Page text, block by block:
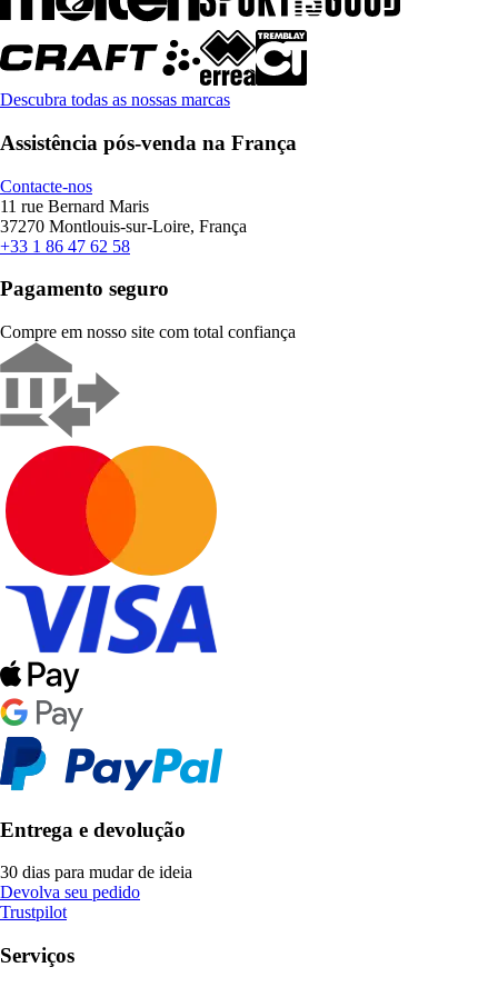
Descubra todas as nossas marcas
Assistência pós-venda na França
Contacte-nos
11 rue Bernard Maris
37270 Montlouis-sur-Loire, França
+33 1 86 47 62 58
Pagamento seguro
Compre em nosso site com total confiança
Entrega e devolução
30 dias para mudar de ideia
Devolva seu pedido
Trustpilot
Serviços